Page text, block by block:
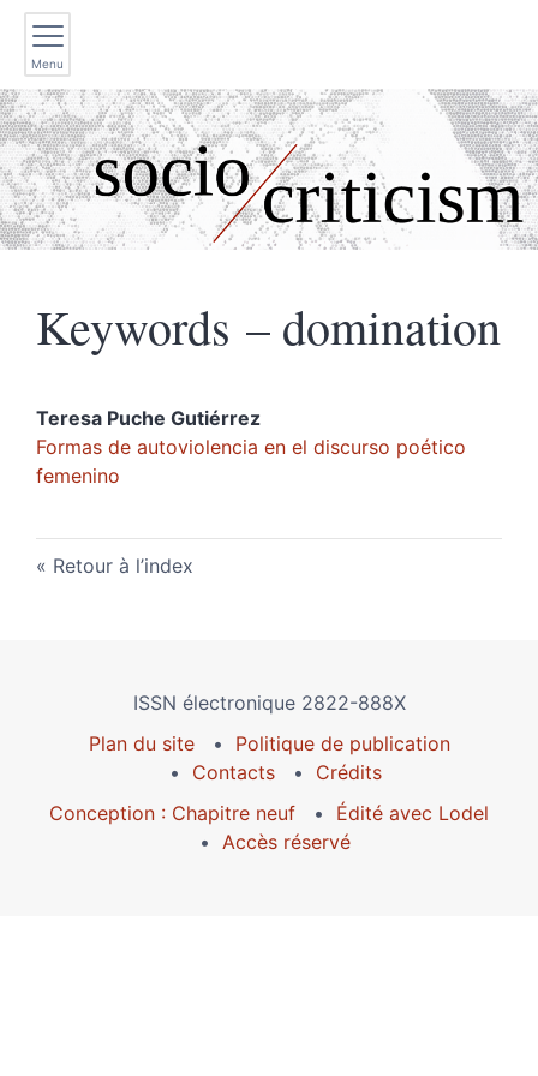
Menu
Keywords – domination
Teresa Puche Gutiérrez
Formas de autoviolencia en el discurso poético
femenino
Retour à l’index
ISSN électronique 2822-888X
Plan du site
Politique de publication
Contacts
Crédits
Conception : Chapitre neuf
Édité avec Lodel
Accès réservé